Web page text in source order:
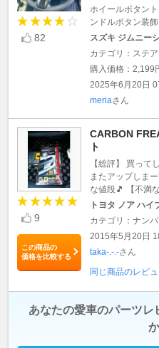
82
ホイールボタン
ンドルボタン装飾
スズキ ジムニー
カテゴリ：ステ
購入価格：2,199
2025年6月20日
meriaさん
9
この商品の
価格を比較する
CARBON
ト
【総評】 買って
またアップしま
な値段🎵 【不満な
トヨタ ノア ハイ
カテゴリ：ナン
2015年5月20日
taka-.-.-さん
同じ商品のレビ
あなたの愛車のパーツ